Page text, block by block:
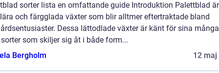
sorter lista en omfattande guide Introduktion Palettblad är
och färgglada växter som blir alltmer eftertraktade bland
Dessa lättodlade växter är känt för sina många
som skiljer sig åt i både form...
Bergholm
12 maj